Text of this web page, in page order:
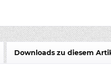
Downloads zu diesem